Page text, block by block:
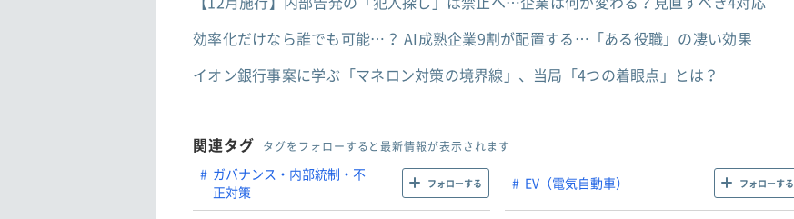
効率化だけなら誰でも可能…？ AI成熟企業9割が配置する…「ある役職」の凄い効果
イオン銀行事案に学ぶ「マネロン対策の境界線」、当局「4つの着眼点」とは？
関連タグ タグをフォローすると最新情報が表示されます
ガバナンス・内部統制・不
正対策
フォローする EV（電気自動車） フォローする